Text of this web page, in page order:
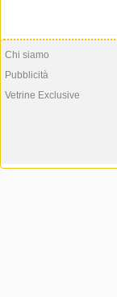
Chi siamo
Pubblicità
Vetrine Exclusive